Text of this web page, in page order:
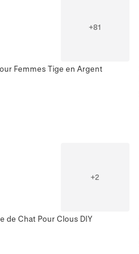
+81
Femmes Tige en Argent
+2
de Chat Pour Clous DIY